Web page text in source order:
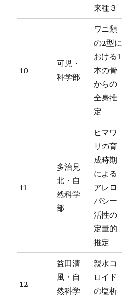
来種３
10
可児・
科学部
ワニ類
の2型に
おける1
本の骨
からの
全身推
定
11
多治見
北・自
然科学
部
ヒマワ
リの育
成時期
による
アレロ
パシー
活性の
定量的
推定
12
益田清
風・自
然科学
親水コ
ロイド
の塩析